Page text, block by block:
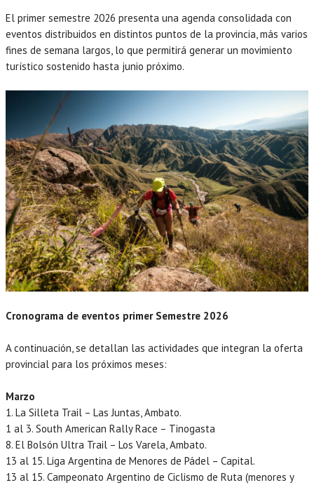
El primer semestre 2026 presenta una agenda consolidada con
eventos distribuidos en distintos puntos de la provincia, más varios
fines de semana largos, lo que permitirá generar un movimiento
turístico sostenido hasta junio próximo.
Cronograma de eventos primer Semestre 2026
A continuación, se detallan las actividades que integran la oferta
provincial para los próximos meses:
Marzo
1. La Silleta Trail – Las Juntas, Ambato.
1 al 3. South American Rally Race – Tinogasta
8. El Bolsón Ultra Trail – Los Varela, Ambato.
13 al 15. Liga Argentina de Menores de Pádel – Capital.
13 al 15. Campeonato Argentino de Ciclismo de Ruta (menores y